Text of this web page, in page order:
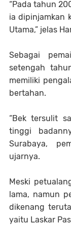
“Pada tahun
ia dipinjamkan
Utama,” jelas
Sebagai
setengah
memiliki
bertahan.
“Bek tersulit
tinggi
Surabaya,
ujarnya.
Meski
lama, namun
dikenang
yaitu Laskar